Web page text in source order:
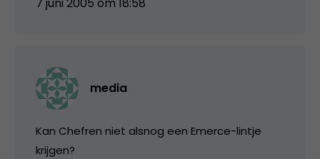
media
Kan Chefren niet alsnog een Emerce-lintje
krijgen?